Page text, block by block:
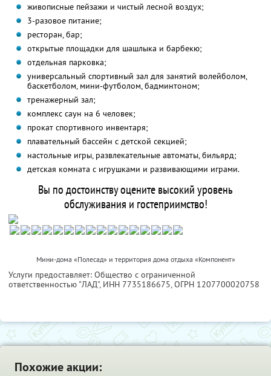
живописные пейзажи и чистый лесной воздух;
3-разовое питание;
ресторан, бар;
открытые площадки для шашлыка и барбекю;
отдельная парковка;
универсальный спортивный зал для занятий волейболом,
баскетболом, мини-футболом, бадминтоном;
тренажерный зал;
комплекс саун на 6 человек;
прокат спортивного инвентаря;
плавательный бассейн с детской секцией;
настольные игры, развлекательные автоматы, бильярд;
детская комната с игрушками и развивающими играми.
Вы по достоинству оцените высокий уровень
обслуживания и гостеприимство!
Мини-дома «Полесад» и территория дома отдыха «Компонент»
Услуги предоставляет: Общество с ограниченной
ответственностью "ЛАД", ИНН 7735186675, ОГРН 1207700020758
Похожие акции: